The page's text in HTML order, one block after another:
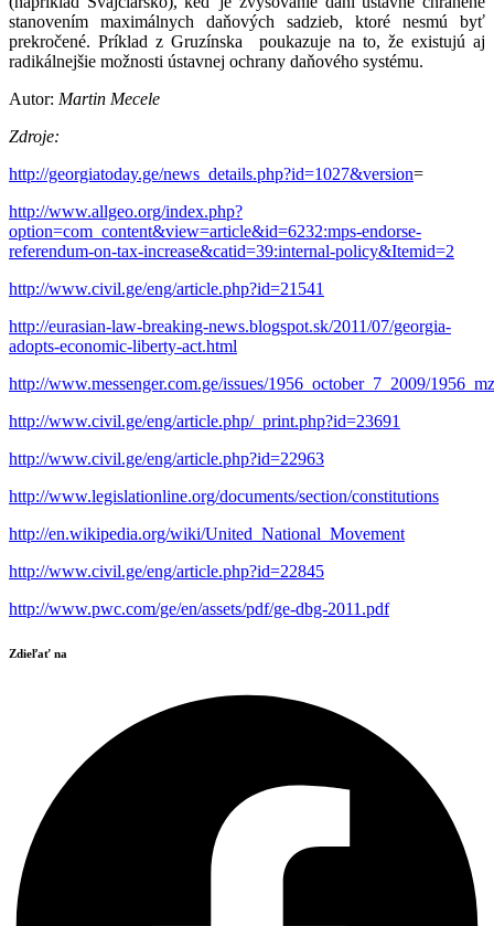
stanovením maximálnych daňových sadzieb, ktoré nesmú byť
prekročené. Príklad z Gruzínska poukazuje na to, že existujú aj
radikálnejšie možnosti ústavnej ochrany daňového systému.
Autor: Martin Mecele
Zdroje:
http://georgiatoday.ge/news_details.php?id=1027&version=
http://www.allgeo.org/index.php?
option=com_content&view=article&id=6232:mps-endorse-
referendum-on-tax-increase&catid=39:internal-policy&Itemid=2
http://www.civil.ge/eng/article.php?id=21541
http://eurasian-law-breaking-news.blogspot.sk/2011/07/georgia-
adopts-economic-liberty-act.html
http://www.messenger.com.ge/issues/1956_october_7_2009/
http://www.civil.ge/eng/article.php/_print.php?id=23691
http://www.civil.ge/eng/article.php?id=22963
http://www.legislationline.org/documents/section/constitutions
http://en.wikipedia.org/wiki/United_National_Movement
http://www.civil.ge/eng/article.php?id=22845
http://www.pwc.com/ge/en/assets/pdf/ge-dbg-2011.pdf
Zdieľať na